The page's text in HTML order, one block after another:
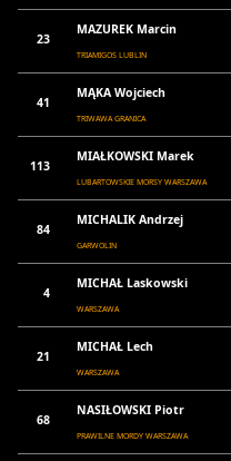
23
MAZUREK Marcin
TRIAMIGOS LUBLIN
41
MĄKA Wojciech
TRIWAWA GRANICA
113
MIAŁKOWSKI Marek
LUBARTOWSKIE MORSY WARSZAWA
84
MICHALIK Andrzej
GARWOLIN
4
MICHAŁ Laskowski
WARSZAWA
21
MICHAŁ Lech
WARSZAWA
68
NASIŁOWSKI Piotr
PRAWILNE MORDY WARSZAWA